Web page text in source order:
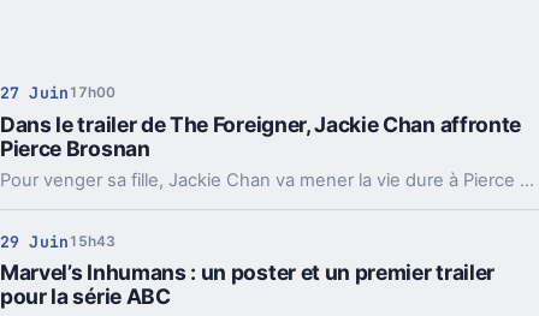
27 Juin 17h00
Dans le trailer de The Foreigner, Jackie Chan affronte
Pierce Brosnan
Pour venger sa fille, Jackie Chan va mener la vie dure à Pierce Brosnan dans The Foreigner.
29 Juin 15h43
Marvel’s Inhumans : un poster et un premier trailer
pour la série ABC